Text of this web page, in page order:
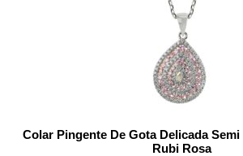
Colar Pingente De Gota Delicada
Rubi Rosa